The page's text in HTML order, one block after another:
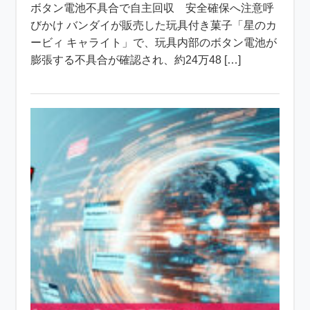
ボタン電池不具合で自主回収 安全確保へ注意呼
びかけ バンダイが販売した玩具付き菓子「星のカ
ービィ キャライト」で、玩具内部のボタン電池が
膨張する不具合が確認され、約24万48 […]